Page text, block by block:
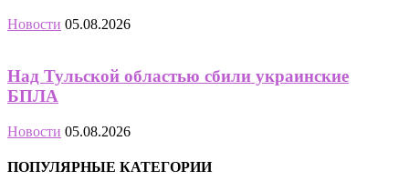
Новости 05.08.2026
Над Тульской областью сбили украинские
БПЛА
Новости 05.08.2026
ПОПУЛЯРНЫЕ КАТЕГОРИИ